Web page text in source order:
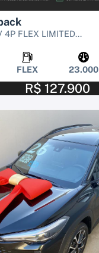
4P FLEX LIMITED...
FLEX 23.000
R$ 127.900